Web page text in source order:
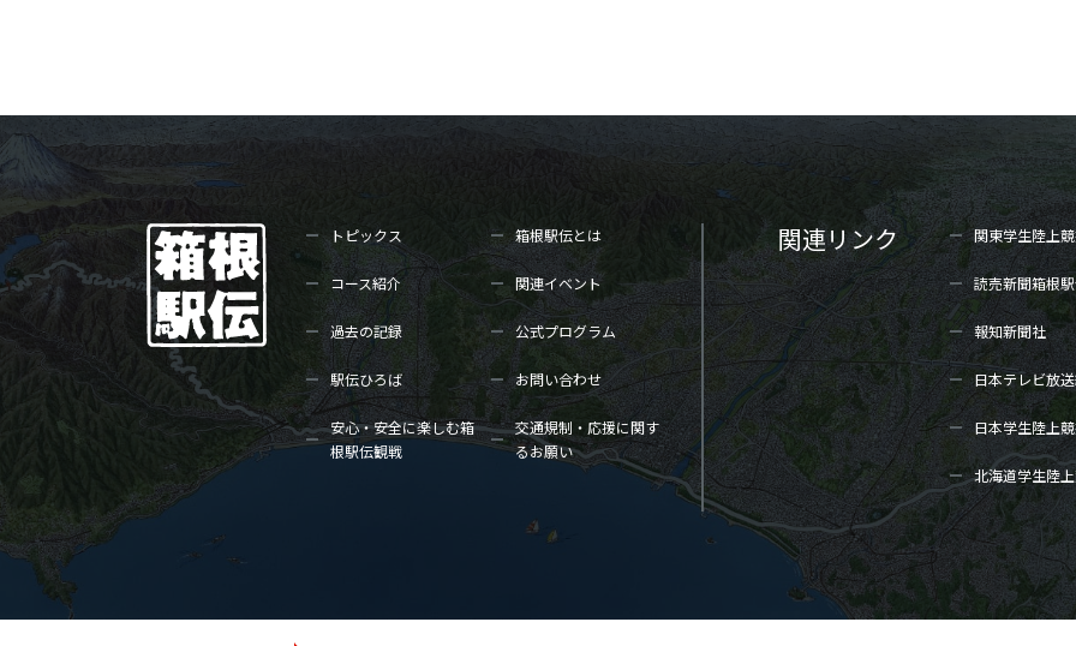
トピックス 箱根駅伝とは
コース紹介 関連イベント
過去の記録 公式プログラム
駅伝ひろば お問い合わせ
安心・安全に楽しむ箱
根駅伝観戦
交通規制・応援に関す
るお願い
関連リンク 関東学生陸上
読売新聞箱根
報知新聞社
日本テレビ放
日本学生陸上
北海道学生陸上